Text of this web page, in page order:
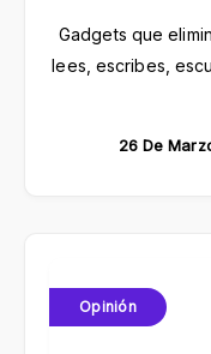
Gadgets que
lees, escribes,
26 De
Opinión